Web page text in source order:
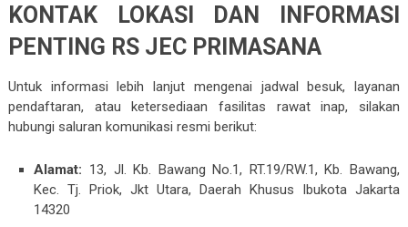
KONTAK LOKASI DAN INFORMASI
PENTING RS JEC PRIMASANA
Untuk informasi lebih lanjut mengenai jadwal besuk, layanan
pendaftaran, atau ketersediaan fasilitas rawat inap, silakan
hubungi saluran komunikasi resmi berikut:
Alamat: 13, Jl. Kb. Bawang No.1, RT.19/RW.1, Kb. Bawang,
Kec. Tj. Priok, Jkt Utara, Daerah Khusus Ibukota Jakarta
14320